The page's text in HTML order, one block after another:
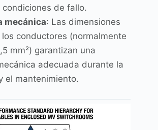
de fallo.
mecánica: Las dimensiones
conductores (normalmente
mm²) garantizan una
adecuada durante la
el mantenimiento.